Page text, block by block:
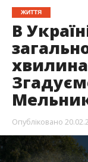
ЖИТТЯ
В
Опубліковано